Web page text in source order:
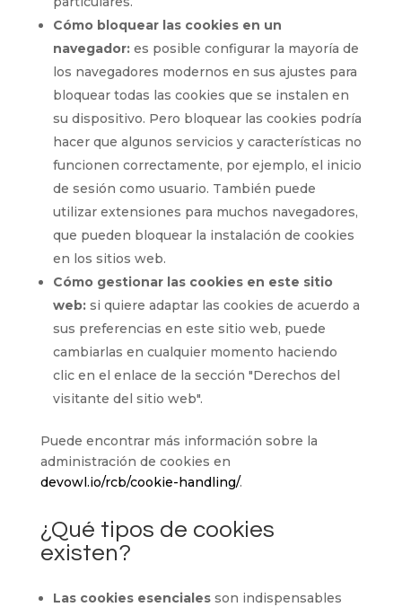
Cómo bloquear las cookies en un
navegador:es posible configurar la mayoría de
los navegadores modernos en sus ajustes para
bloquear todas las cookies que se instalen en
su dispositivo. Pero bloquear las cookies podría
hacer que algunos servicios y características no
funcionen correctamente, por ejemplo, el inicio
de sesión como usuario. También puede
utilizar extensiones para muchos navegadores,
que pueden bloquear la instalación de cookies
en los sitios web.
Cómo gestionar las cookies en este sitio
web:si quiere adaptar las cookies de acuerdo a
sus preferencias en este sitio web, puede
cambiarlas en cualquier momento haciendo
clic en el enlace de la sección "Derechos del
visitante del sitio web".
Puede encontrar más información sobre la
administración de cookies en
devowl.io/rcb/cookie-handling/.
¿Qué tipos de cookies
existen?
Las cookies esencialesson indispensables